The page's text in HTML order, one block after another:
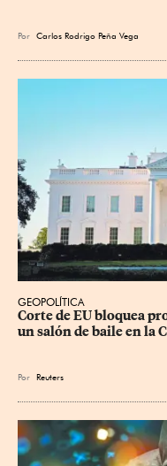
Por Carlos Rodrigo Peña Vega
GEOPOLÍTICA
Corte de EU bloquea
un salón de baile en la
Por Reuters